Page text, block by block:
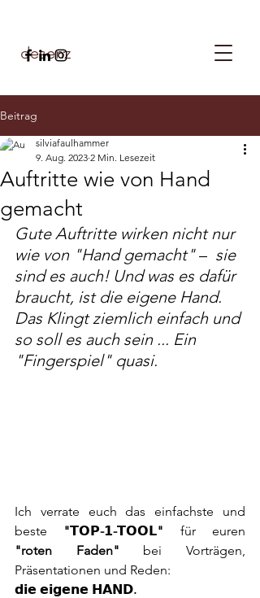
desenz
Beitrag
Auftritte wie von Hand
gemacht
silviafaulhammer
9. Aug. 2023 2 Min. Lesezeit
Gute Auftritte wirken nicht nur
wie von "Hand gemacht" – sie
sind es auch! Und was es dafür
braucht, ist die eigene Hand.
Das Klingt ziemlich einfach und
so soll es auch sein ... Ein
"Fingerspiel" quasi.
Ich verrate euch das einfachste und
beste "𝗧𝗢𝗣-𝟭-𝗧𝗢𝗢𝗟"
"roten Faden" bei Vorträgen,
Präsentationen und Reden:
𝗱𝗶𝗲 𝗲𝗶𝗴𝗲𝗻𝗲 𝗛𝗔𝗡𝗗.